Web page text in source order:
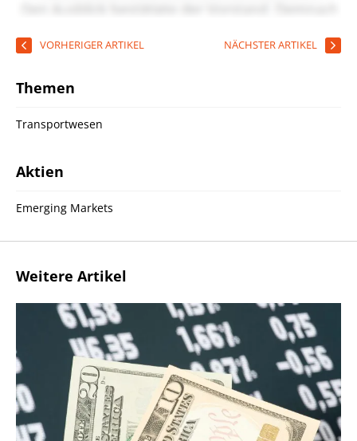
VORHERIGER ARTIKEL NÄCHSTER ARTIKEL
Themen
Transportwesen
Aktien
Emerging Markets
Weitere Artikel